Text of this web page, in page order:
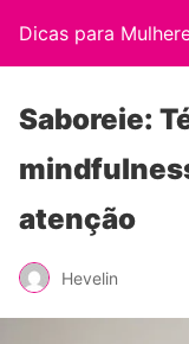
Dicas para
Saboreie:
atenção
Hevelin